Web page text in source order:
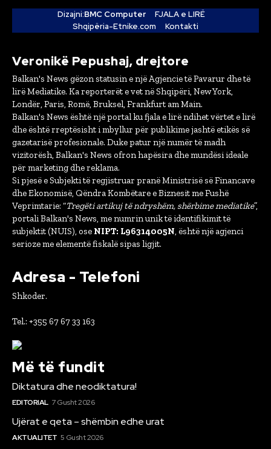
Dizajni:BMC Computer
FJALA e LIRË
Shqipëria-Etnike.com
Kontakti
Veronikë Pepushaj, drejtore
Balkan's News gëzon statusin e një Agjencie të Pavarur dhe të
lirë Mediatike. Ka reporterët e vet në Shqipëri, New York,
Londër, Paris, Romë, Bruksel, Frankfurt am Main.
Balkan's News është një portal ku fjala e lirë ndihet vërtet e lirë
dhe është rreptësisht i mbyllur për publikime jashtë etikës së
gazetarisë profesionale. Duke patur një numër të madh
vizitorësh, Balkan's News ofron hapësira dhe mundësi ideale
për marketing dhe reklama.
Si pjesë e Subjekti të regjistruar pranë Ministrisë së Financave
dhe Ekonomisë, Qëndra Kombëtare e Biznesit me Fushë
Veprimtarie: “Tregëti artikuj të ndryshëm, shërbime mediatike”,
portali Balkan's News, me numrin unik të identifikimit të
subjektit (NUIS), ose NIPT: L96314005N , është një agjenci
serioze me elementë fiskalë sipas ligjit.
Adresa - Telefoni
Shkoder.
Tel.: +355 67 67 33 163
Më të fundit
Diktatura dhe neodiktatura!
EDITORIAL 7 Gusht 2026
Ujërat e qeta – shëmbin edhe urat
AKTUALITET 5 Gusht 2026